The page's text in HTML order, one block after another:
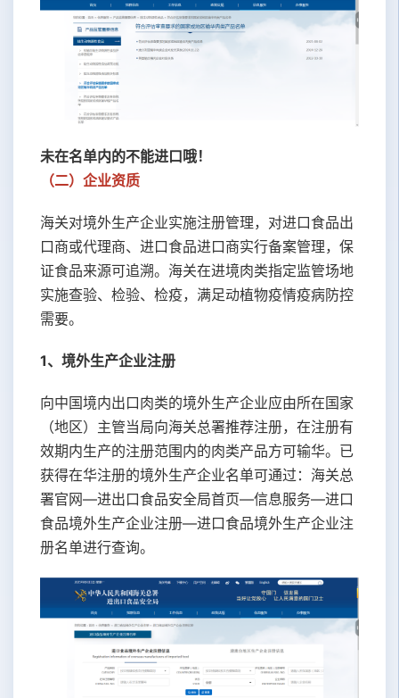
未在名单内的不能进口哦！
（二）企业资质
海关对境外生产企业实施注册管理，对进口食品出
口商或代理商、进口食品进口商实行备案管理，保
证食品来源可追溯。海关在进境肉类指定监管场地
实施查验、检验、检疫，满足动植物疫情疫病防控
需要。
1、境外生产企业注册
向中国境内出口肉类的境外生产企业应由所在国家
（地区）主管当局向海关总署推荐注册，在注册有
效期内生产的注册范围内的肉类产品方可输华。已
获得在华注册的境外生产企业名单可通过：海关总
署官网—进出口食品安全局首页—信息服务—进口
食品境外生产企业注册—进口食品境外生产企业注
册名单进行查询。